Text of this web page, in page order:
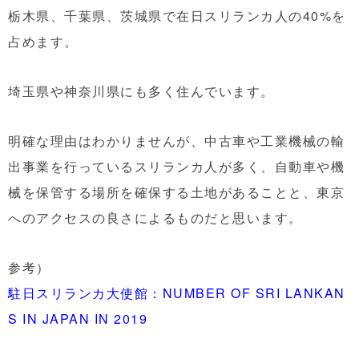
栃木県、千葉県、茨城県で在日スリランカ人の40%を
占めます。
埼玉県や神奈川県にも多く住んでいます。
明確な理由はわかりませんが、中古車や工業機械の輸
出事業を行っているスリランカ人が多く、自動車や機
械を保管する場所を確保する土地があることと、東京
へのアクセスの良さによるものだと思います。
参考）
駐日スリランカ大使館：NUMBER OF SRI LANKAN
S IN JAPAN IN 2019